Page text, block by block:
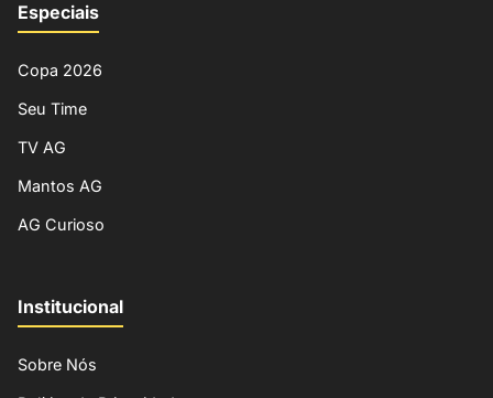
Especiais
Copa 2026
Seu Time
TV AG
Mantos AG
AG Curioso
Institucional
Sobre Nós